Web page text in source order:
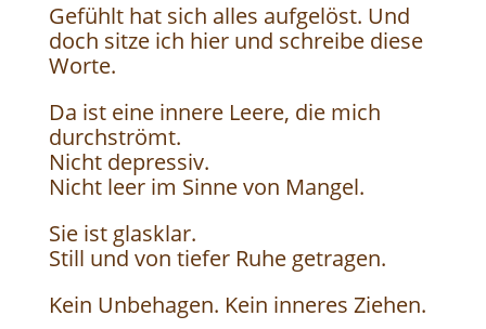
Gefühlt hat sich alles aufgelöst. Und
doch sitze ich hier und schreibe diese
Worte.
Da ist eine innere Leere, die mich
durchströmt.
Nicht depressiv.
Nicht leer im Sinne von Mangel.
Sie ist glasklar.
Still und von tiefer Ruhe getragen.
Kein Unbehagen. Kein inneres Ziehen.